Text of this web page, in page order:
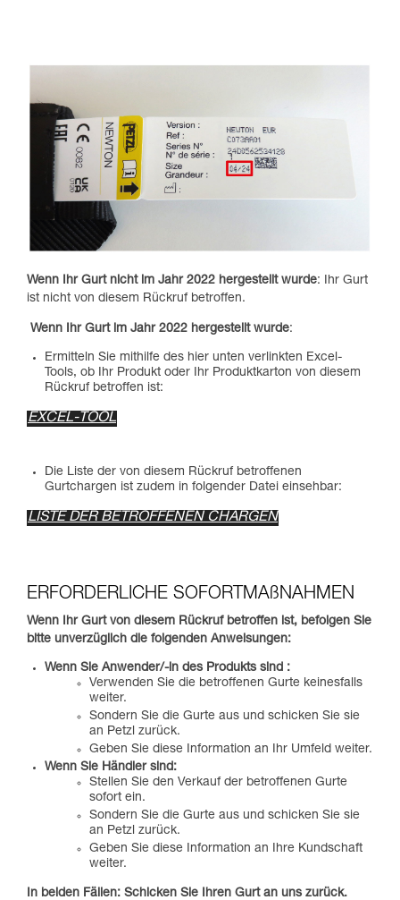
Wenn Ihr Gurt nicht im Jahr 2022 hergestellt wurde: Ihr Gurt
ist nicht von diesem Rückruf betroffen.
Wenn Ihr Gurt im Jahr 2022 hergestellt wurde:
Ermitteln Sie mithilfe des hier unten verlinkten Excel-
Tools, ob Ihr Produkt oder Ihr Produktkarton von diesem
Rückruf betroffen ist:
EXCEL-TOOL
Die Liste der von diesem Rückruf betroffenen
Gurtchargen ist zudem in folgender Datei einsehbar:
LISTE DER BETROFFENEN CHARGEN
ERFORDERLICHE SOFORTMAßNAHMEN
Wenn Ihr Gurt von diesem Rückruf betroffen ist, befolgen Sie
bitte unverzüglich die folgenden Anweisungen:
Wenn Sie Anwender/-in des Produkts sind​ :
Verwenden Sie die betroffenen Gurte keinesfalls
weiter.
Sondern Sie die Gurte aus und schicken Sie sie
an Petzl zurück.
Geben Sie diese Information an Ihr Umfeld weiter.
Wenn Sie Händler sind:​
Stellen Sie den Verkauf der betroffenen Gurte
sofort ein.
Sondern Sie die Gurte aus und schicken Sie sie
an Petzl zurück.
Geben Sie diese Information an Ihre Kundschaft
weiter.
In beiden Fällen: Schicken Sie Ihren Gurt an uns zurück.